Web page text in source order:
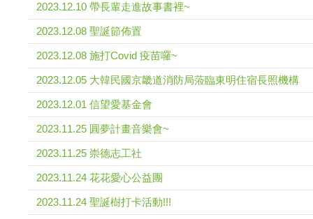
2023.12.10 帶長輩走進故事書裡~
2023.12.08 聖誕節佈置
2023.12.08 施打Covid 疫苗囉~
2023.12.05 大韓民國京畿道消防局蒞臨東明住宿長照機構
2023.12.01 信望愛基金會
2023.11.25 圓夢計畫音樂會~
2023.11.25 崇德志工社
2023.11.24 花花愛心公益團
2023.11.24 聖誕樹打卡活動!!!